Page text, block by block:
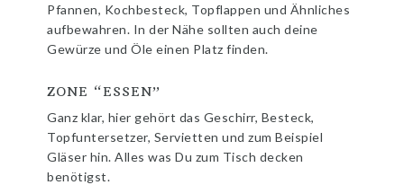
Pfannen, Kochbesteck, Topflappen und Ähnliches
aufbewahren. In der Nähe sollten auch deine
Gewürze und Öle einen Platz finden.
ZONE “ESSEN”
Ganz klar, hier gehört das Geschirr, Besteck,
Topfuntersetzer, Servietten und zum Beispiel
Gläser hin. Alles was Du zum Tisch decken
benötigst.